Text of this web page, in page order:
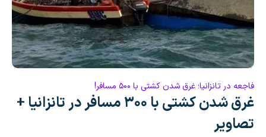
فاجعه در تانزانیا؛ غرق شدن کشتی با ۵۰۰ مسافر!
غرق شدن کشتی با ۳۰۰ مسافر در تانزانیا +
تصاویر